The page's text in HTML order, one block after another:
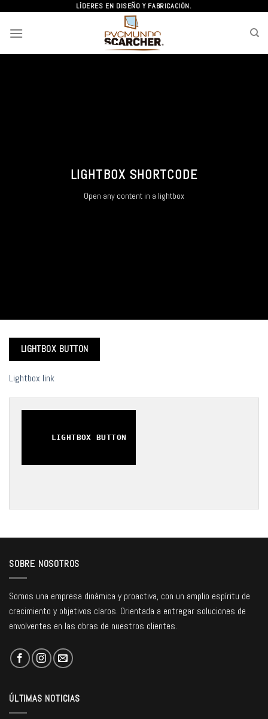
content
LÍDERES EN DISEÑO Y FABRICACIÓN.
LIGHTBOX SHORTCODE
Open any content in a lightbox
LIGHTBOX BUTTON
Lightbox link
LIGHTBOX BUTTON
SOBRE NOSOTROS
Somos una empresa dinámica y proactiva, con un amplio espíritu de
crecimiento y objetivos claros. Orientada a entregar soluciones de
envolventes en las obras de nuestros clientes.
ÚLTIMAS NOTICIAS